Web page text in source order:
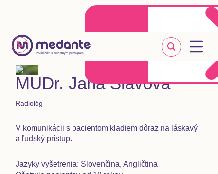
Klientske centrum
+421 2 20 302 303
MUDr. Jana Slavová
Radiológ
V komunikácii s pacientom kladiem dôraz na láskavý
a ľudský prístup.
Jazyky vyšetrenia: Slovenčina, Angličtina